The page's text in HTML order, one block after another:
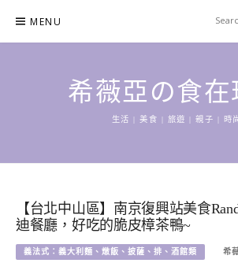
content
MENU
希薇亞の食在
生活 | 美食 | 旅遊 | 親子 | 時
【台北中山區】南京復興站美食
迪餐廳，好吃的脆皮樟茶鴨~
義法式：義大利麵、燉飯、披薩、排、酒館類
希